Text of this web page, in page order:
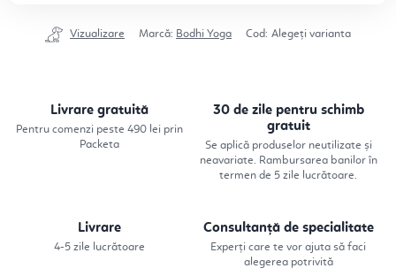
Vizualizare Marcă: Bodhi Yoga Cod: Alegeţi varianta
Livrare gratuită
Pentru comenzi peste 490 lei prin
Packeta
30 de zile pentru schimb
gratuit
Se aplică produselor neutilizate și
neavariate. Rambursarea banilor în
termen de 5 zile lucrătoare.
Livrare
4-5 zile lucrătoare
Consultanță de specialitate
Experți care te vor ajuta să faci
alegerea potrivită